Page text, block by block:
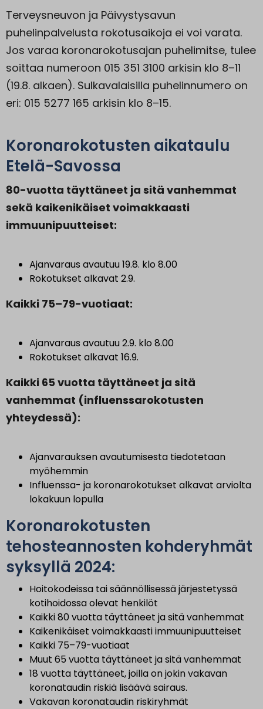
Terveysneuvon ja Päivystysavun
puhelinpalvelusta rokotusaikoja ei voi varata.
Jos varaa koronarokotusajan puhelimitse, tulee
soittaa numeroon 015 351 3100 arkisin klo 8–11
(19.8. alkaen). Sulkavalaisilla puhelinnumero on
eri: 015 5277 165 arkisin klo 8–15.
Koronarokotusten aikataulu
Etelä-Savossa
80-vuotta täyttäneet ja sitä vanhemmat
sekä kaikenikäiset voimakkaasti
immuunipuutteiset:
Ajanvaraus avautuu 19.8. klo 8.00
Rokotukset alkavat 2.9.
Kaikki 75–79-vuotiaat:
Ajanvaraus avautuu 2.9. klo 8.00
Rokotukset alkavat 16.9.
Kaikki 65 vuotta täyttäneet ja sitä
vanhemmat (influenssarokotusten
yhteydessä):
Ajanvarauksen avautumisesta tiedotetaan
myöhemmin
Influenssa- ja koronarokotukset alkavat arviolta
lokakuun lopulla
Koronarokotusten
tehosteannosten kohderyhmät
syksyllä 2024:
Hoitokodeissa tai säännöllisessä järjestetyssä
kotihoidossa olevat henkilöt
Kaikki 80 vuotta täyttäneet ja sitä vanhemmat
Kaikenikäiset voimakkaasti immuunipuutteiset
Kaikki 75–79-vuotiaat
Muut 65 vuotta täyttäneet ja sitä vanhemmat
18 vuotta täyttäneet, joilla on jokin vakavan
koronataudin riskiä lisäävä sairaus.
Vakavan koronataudin riskiryhmät